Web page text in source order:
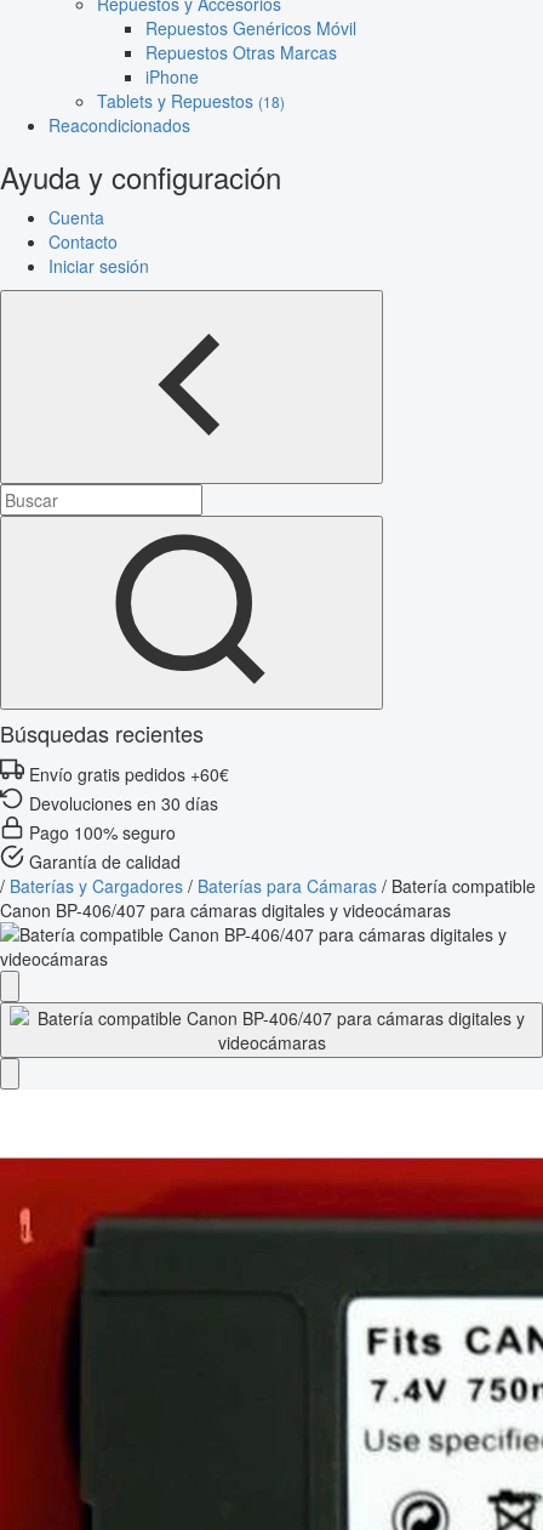
Repuestos Genéricos Móvil
Repuestos Otras Marcas
iPhone
Tablets y Repuestos (18)
Reacondicionados
Ayuda y configuración
Cuenta
Contacto
Iniciar sesión
Búsquedas recientes
Envío gratis pedidos +60€
Devoluciones en 30 días
Pago 100% seguro
Garantía de calidad
/ Baterías y Cargadores / Baterías para Cámaras / Batería compatible
Canon BP-406/407 para cámaras digitales y videocámaras